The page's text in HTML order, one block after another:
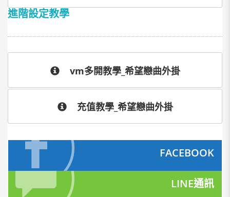
進階設定教學
vm多開教學_希望戀曲外掛
充值教學_希望戀曲外掛
FACEBOOK
LINE通訊